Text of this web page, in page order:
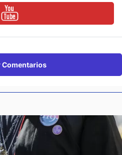
Comentarios